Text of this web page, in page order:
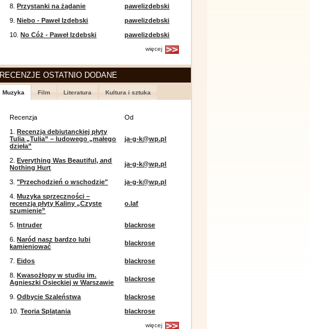
8.Przystanki na żądanie
pawelizdebski
9.Niebo - Paweł Izdebski
pawelizdebski
10.No Cóż - Paweł Izdebski pawelizdebski
więcej
RECENZJE OSTATNIO DODANE
Muzyka Film Literatura Kultura i sztuka
Recenzja
Od
1.Recenzja debiutanckiej płyty
Tulia „Tulia” – ludowego „małego
dzieła”
ja-g-k@wp.pl
2.Everything Was Beautiful, and
Nothing Hurt
ja-g-k@wp.pl
3."Przechodzień o wschodzie"
ja-g-k@wp.pl
4.Muzyka sprzeczności –
recenzja płyty Kaliny „Czyste
szumienie”
o.laf
5.Intruder
blackrose
6.Naród nasz bardzo lubi
kamieniować
blackrose
7.Eidos
blackrose
8.Kwasożłopy w studiu im.
Agnieszki Osieckiej w Warszawie
blackrose
9.Odbycie Szaleństwa
blackrose
10.Teoria Splątania blackrose
więcej